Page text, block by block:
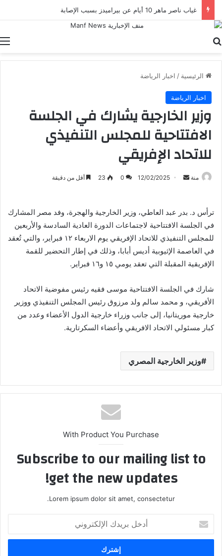
غياب ناصر ماهر 10 أيام عن بيراميدز بسبب الإصابة
الرئيسية / اخبار الرياضة
اخبار الرياضة
وزير الخارجية يشارك في الجلسة
الافتتاحية للمجلس التنفيذي
للاتحاد الإفريقي
منة
أرسل 12/02/2025
0
23 أقل من دقيقة
ترأس د. بدر عبد العاطي، وزير الخارجية والهجرة، وفد مصر المشارك
في الجلسة الافتتاحية لاجتماعات الدورة العادية السادسة والأربعين
للمجلس التنفيذي للاتحاد الإفريقي يوم الاربعاء ١٢ فبراير، والتي تُعقد
في العاصمة الإثيوبية أديس أبابا، وذلك في إطار التحضير للقمة
الإفريقية المقبلة التي تعقد يومي ١٥ و١٦ فبراير.
شارك في الجلسة الافتتاحية موسى فقيه رئيس مفوضية الاتحاد
الأفريقي، و محمد سالم ولد مرزوق رئيس المجلس التنفيذي ووزير
خارجية موريتانيا، إلى جانب وزراء خارجية الدول الأعضاء وعدد من
كبار مسئولي الاتحاد الافريقي وأعضاء السكرتارية.
وزير الخارجية المصري
With Product You Purchase
Subscribe to our mailing list to
get the new updates!
Lorem ipsum dolor sit amet, consectetur.
بريدك
الإلكتروني